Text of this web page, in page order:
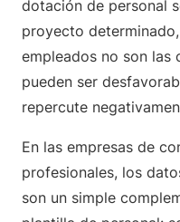
dotación de personal
proyecto
empleados no son las
pueden ser
repercute
En las empresas de
profesionales, los
son un simple